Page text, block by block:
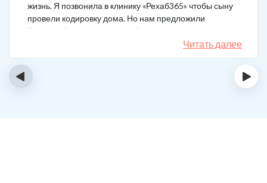
жизнь. Я позвонила в клинику «Рехаб365» чтобы сыну
провели кодировку дома. Но нам предложили
Тройной блок в клинике, чтобы уж наверняка помогло.
Мы согласились. Вот уже 4 месяца как сын не пьет. На
работу устроился, дома помогает, девушку завел.
Читать далее
‹ ›